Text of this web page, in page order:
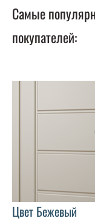
Самые
покупателей:
Цвет Бежевый